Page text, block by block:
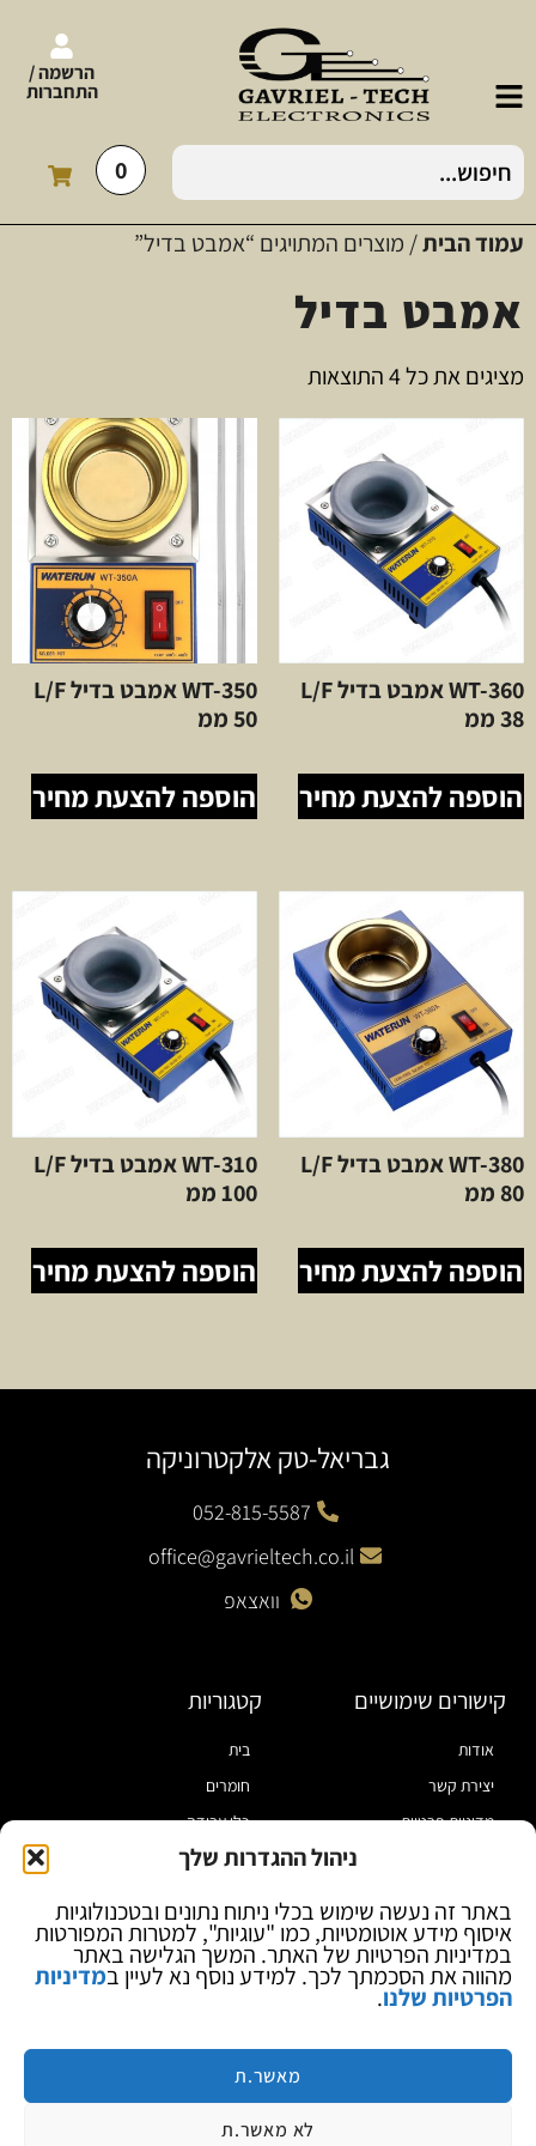
ניהול ההגדרות שלך
באתר זה נעשה שימוש בכלי ניתוח נתונים ובטכנולוגיות
איסוף מידע אוטומטיות, כמו "עוגיות", למטרות המפורטות
במדיניות הפרטיות של האתר. המשך הגלישה באתר
מהווה את הסכמתך לכך. למידע נוסף נא לעיין במדיניות
הפרטיות שלנו.
מאשר.ת
לא מאשר.ת
הרשמה /
התחברות
0
עמוד הבית/ מוצרים המתויגים “אמבט בדיל”
אמבט בדיל
מציגים את כל ⁦4⁩ התוצאות
WT-360 אמבט בדיל L/F
38 ממ
הוספה להצעת מחיר
WT-350 אמבט בדיל L/F
50 ממ
הוספה להצעת מחיר
WT-380 אמבט בדיל L/F
80 ממ
הוספה להצעת מחיר
WT-310 אמבט בדיל L/F
100 ממ
הוספה להצעת מחיר
גבריאל-טק אלקטרוניקה
052-815-5587
office@gavrieltech.co.il
וואצאפ
קישורים שימושיים
אודות
יצירת קשר
מדיניות פרטיות
בלוג
קטגוריות
בית
חומרים
כלי עבודה
מוצרי הלחמה
ספקי כח ומודדים
ציוד אופטי להגדלה
מותגים